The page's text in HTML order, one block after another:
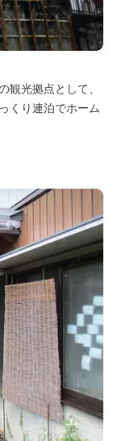
光拠点として、
くり連泊でホーム